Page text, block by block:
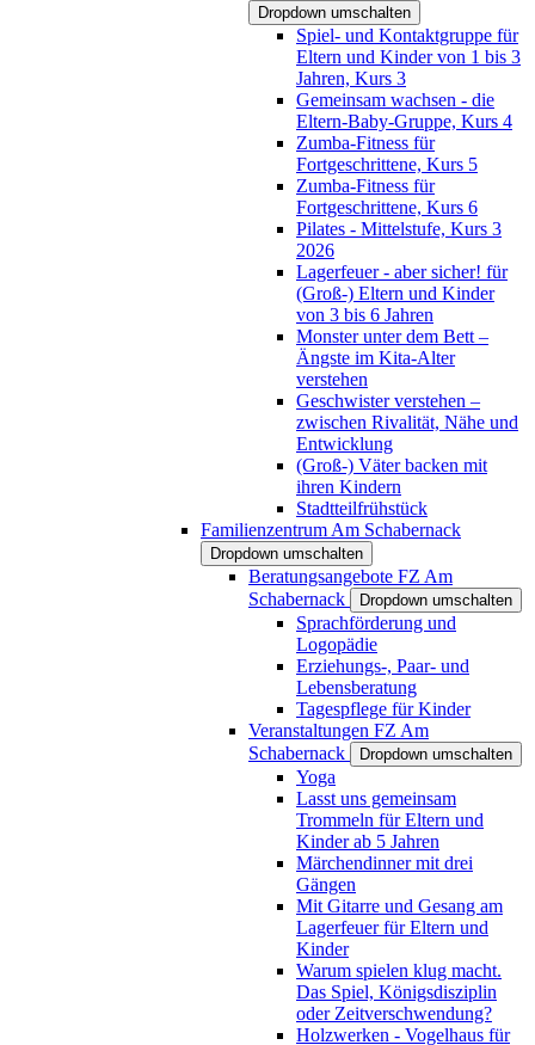
Dropdown umschalten
Spiel- und Kontaktgruppe für
Eltern und Kinder von 1 bis 3
Jahren, Kurs 3
Gemeinsam wachsen - die
Eltern-Baby-Gruppe, Kurs 4
Zumba-Fitness für
Fortgeschrittene, Kurs 5
Zumba-Fitness für
Fortgeschrittene, Kurs 6
Pilates - Mittelstufe, Kurs 3
2026
Lagerfeuer - aber sicher! für
(Groß-) Eltern und Kinder
von 3 bis 6 Jahren
Monster unter dem Bett –
Ängste im Kita-Alter
verstehen
Geschwister verstehen –
zwischen Rivalität, Nähe und
Entwicklung
(Groß-) Väter backen mit
ihren Kindern
Stadtteilfrühstück
Familienzentrum Am Schabernack
Dropdown umschalten
Beratungsangebote FZ Am
Schabernack
Dropdown umschalten
Sprachförderung und
Logopädie
Erziehungs-, Paar- und
Lebensberatung
Tagespflege für Kinder
Veranstaltungen FZ Am
Schabernack
Dropdown umschalten
Yoga
Lasst uns gemeinsam
Trommeln für Eltern und
Kinder ab 5 Jahren
Märchendinner mit drei
Gängen
Mit Gitarre und Gesang am
Lagerfeuer für Eltern und
Kinder
Warum spielen klug macht.
Das Spiel, Königsdisziplin
oder Zeitverschwendung?
Holzwerken - Vogelhaus für